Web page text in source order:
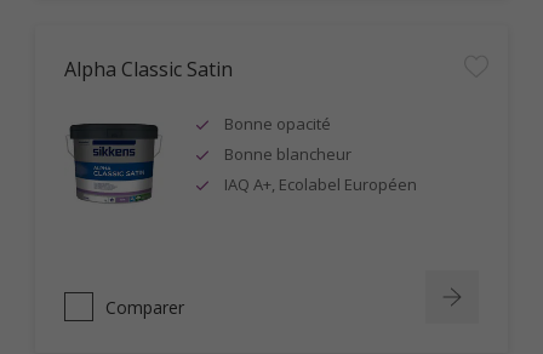
Alpha Classic Satin
Bonne opacité
Bonne blancheur
IAQ A+, Ecolabel Européen
Comparer